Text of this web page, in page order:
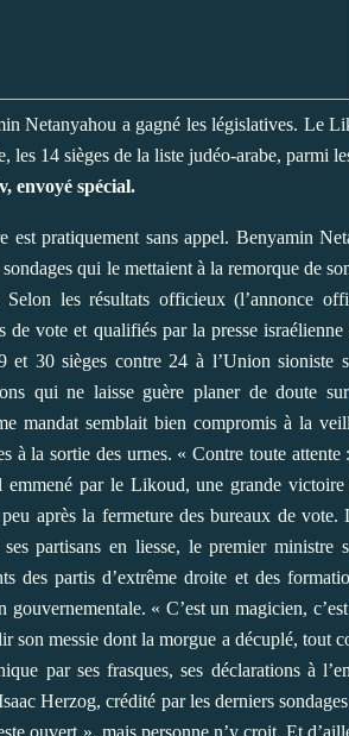
Netanyahou a gagné les législatives. Le
les 14 sièges de la liste judéo-arabe, parmi
envoyé spécial.
est pratiquement sans appel. Benyamin
sondages qui le mettaient à la remorque de
Selon les résultats officieux (l’annonce
de vote et qualifiés par la presse
et 30 sièges contre 24 à l’Union sioniste
qui ne laisse guère planer de doute
mandat semblait bien compromis à la
à la sortie des urnes. « Contre toute
emmené par le Likoud, une grande
après la fermeture des bureaux de vote.
partisans en liesse, le premier ministre
des partis d’extrême droite et des
gouvernementale. « C’est un magicien,
son messie dont la morgue a décuplé, tout
par ses frasques, ses déclarations à
Herzog, crédité par les derniers